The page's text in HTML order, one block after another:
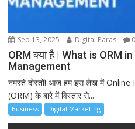
Sep 13, 2025 Digital Paras 0
ORM क्या है | What is ORM
Management
नमस्ते दोस्तों! आज हम इस लेख में
(ORM) के बारे में विस्तार से...
Business Digital Marketing